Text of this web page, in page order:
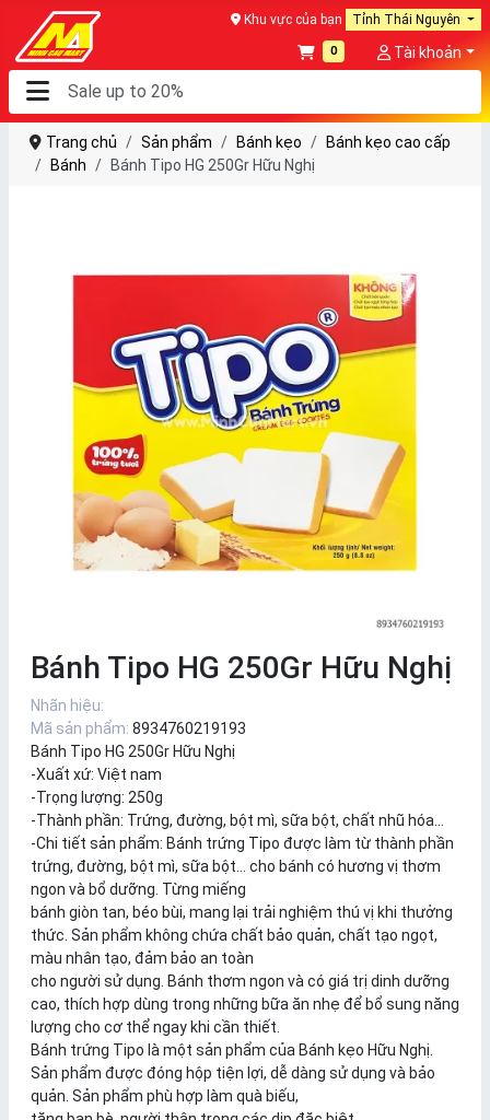
Khu vực của bạn Tỉnh Thái Nguyên
0 Tài khoản
Trang chủ Sản phẩm Bánh kẹo
Bánh kẹo cao cấp
Bánh
Bánh Tipo HG 250Gr Hữu Nghị
Bánh Tipo HG 250Gr Hữu Nghị
Nhãn hiệu:
Mã sản phẩm: 8934760219193
Bánh Tipo HG 250Gr Hữu Nghị
-Xuất xứ: Việt nam
-Trọng lượng: 250g
-Thành phần: Trứng, đường, bột mì, sữa bột, chất nhũ hóa…
-Chi tiết sản phẩm: Bánh trứng Tipo được làm từ thành phần
trứng, đường, bột mì, sữa bột... cho bánh có hương vị thơm
ngon và bổ dưỡng. Từng miếng
bánh giòn tan, béo bùi, mang lại trải nghiệm thú vị khi thưởng
thức. Sản phẩm không chứa chất bảo quản, chất tạo ngọt,
màu nhân tạo, đảm bảo an toàn
cho người sử dụng. Bánh thơm ngon và có giá trị dinh dưỡng
cao, thích hợp dùng trong những bữa ăn nhẹ để bổ sung năng
lượng cho cơ thể ngay khi cần thiết.
Bánh trứng Tipo là một sản phẩm của Bánh kẹo Hữu Nghị.
Sản phẩm được đóng hộp tiện lợi, dễ dàng sử dụng và bảo
quản. Sản phẩm phù hợp làm quà biếu,